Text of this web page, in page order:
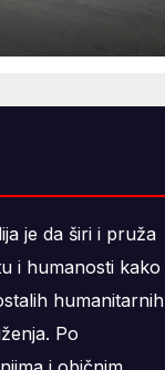
je da širi i pruža
i humanosti kako
humanitarnih
Po